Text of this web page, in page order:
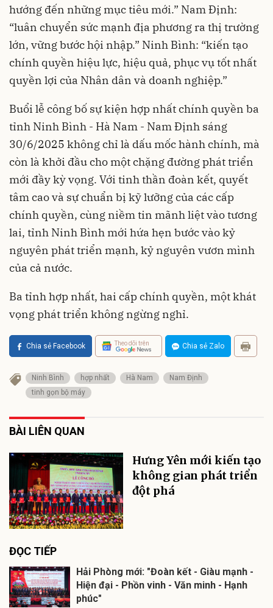
hướng đến những mục tiêu mới.” Nam Định:
“luân chuyển sức mạnh địa phương ra thị trường
lớn, vững bước hội nhập.” Ninh Bình: “kiến tạo
chính quyền hiệu lực, hiệu quả, phục vụ tốt nhất
quyền lợi của Nhân dân và doanh nghiệp.”
Buổi lễ công bố sự kiện hợp nhất chính quyền ba
tỉnh Ninh Bình - Hà Nam - Nam Định sáng
30/6/2025 không chỉ là dấu mốc hành chính, mà
còn là khởi đầu cho một chặng đường phát triển
mới đầy kỳ vọng. Với tinh thần đoàn kết, quyết
tâm cao và sự chuẩn bị kỹ lưỡng của các cấp
chính quyền, cùng niềm tin mãnh liệt vào tương
lai, tỉnh Ninh Bình mới hứa hẹn bước vào kỷ
nguyên phát triển mạnh, kỷ nguyên vươn mình
của cả nước.
Ba tỉnh hợp nhất, hai cấp chính quyền, một khát
vọng phát triển không ngừng nghỉ.
Chia sẻ Facebook Theo dõi trên Chia sẻ Zalo
Ninh Bình hợp nhất Hà Nam
Nam Định
tinh gọn bộ máy
BÀI LIÊN QUAN
Hưng Yên mới kiến tạo
không gian phát triển
đột phá
ĐỌC TIẾP
Hải Phòng mới: "Đoàn kết - Giàu mạnh -
Hiện đại - Phồn vinh - Văn minh - Hạnh
phúc"